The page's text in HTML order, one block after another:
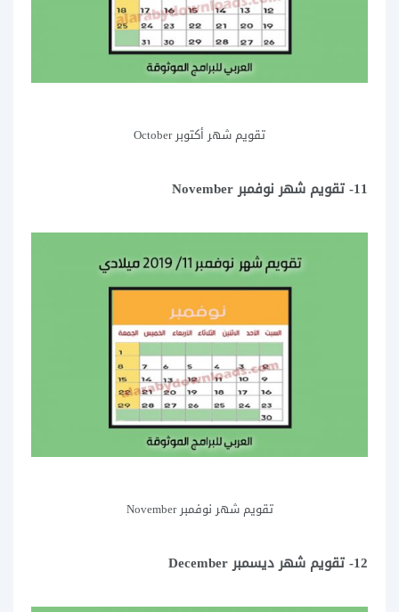
تقويم شهر أكتوبر October
11- تقويم شهر نوفمبر November
تقويم شهر نوفمبر November
12- تقويم شهر ديسمبر December